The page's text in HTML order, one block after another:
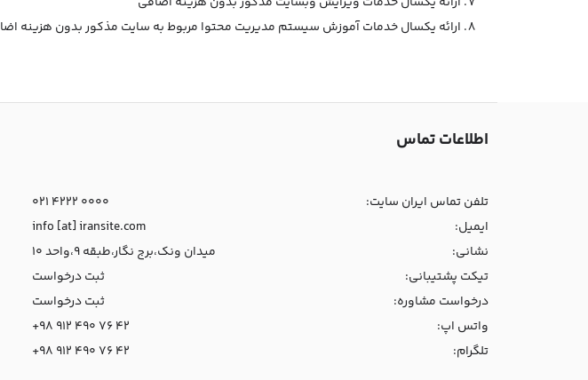
ارائه یکسال خدمات آموزش سیستم مدیریت محتوا مربوط به سایت مذکور بدون هزینه
اطلاعات تماس
تلفن تماس ایران سایت:
021 4222 0000
ایمیل:
info [at] iransite.com
نشانی:
میدان ونک،برج نگار،طبقه 9،واحد 10
تیکت پشتیبانی:
ثبت درخواست
درخواست مشاوره:
ثبت درخواست
واتس اپ:
+98 912 490 76 42
تلگرام:
+98 912 490 76 42